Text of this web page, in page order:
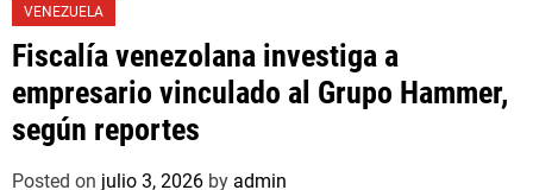
VENEZUELA
Fiscalía venezolana investiga a
empresario vinculado al Grupo Hammer,
según reportes
Posted on julio 3, 2026 by admin